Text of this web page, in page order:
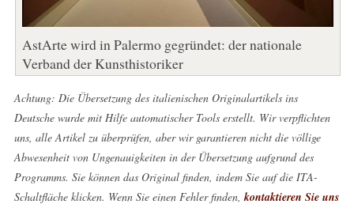
AstArte wird in Palermo gegründet: der nationale
Verband der Kunsthistoriker
Achtung: Die Übersetzung des italienischen Originalartikels ins
Deutsche wurde mit Hilfe automatischer Tools erstellt. Wir verpflichten
uns, alle Artikel zu überprüfen, aber wir garantieren nicht die völlige
Abwesenheit von Ungenauigkeiten in der Übersetzung aufgrund des
Programms. Sie können das Original finden, indem Sie auf die ITA-
Schaltfläche klicken. Wenn Sie einen Fehler finden, kontaktieren Sie uns